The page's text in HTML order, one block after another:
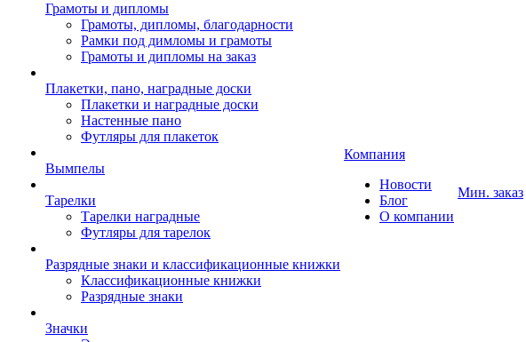
Грамоты и дипломы
Грамоты, дипломы, благодарности
Рамки под димломы и грамоты
Грамоты и дипломы на заказ
Плакетки, пано, наградные доски
Плакетки и наградные доски
Настенные пано
Футляры для плакеток
Вымпелы
Тарелки
Тарелки наградные
Футляры для тарелок
Разрядные знаки и классификационные книжки
Классификационные книжки
Разрядные знаки
Значки
Компания
Новости
Блог
О компании
Мин. заказ